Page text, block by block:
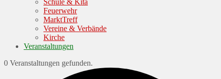
Feuerwehr
MarktTreff
Vereine & Verbände
Kirche
Veranstaltungen
0 Veranstaltungen gefunden.